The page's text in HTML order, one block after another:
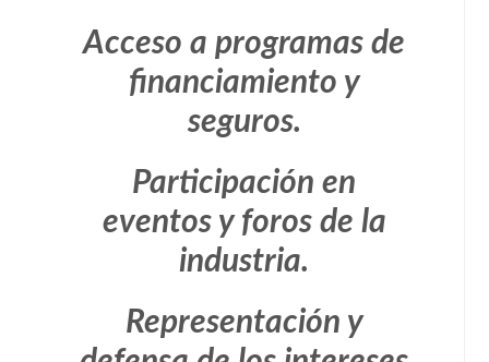
Acceso a programas de
financiamiento y
seguros.
Participación en
eventos y foros de la
industria.
Representación y